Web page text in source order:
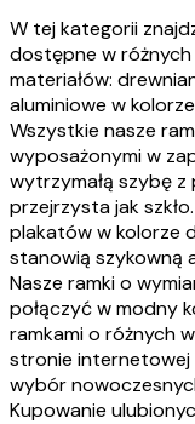
W tej kategorii
dostępne w
materiałów:
aluminiowe w
Wszystkie nasze
wyposażonymi w
wytrzymałą szybę
przejrzysta jak
plakatów w kolorze
stanowią szykowną
Nasze ramki o
połączyć w modny
ramkami o różnych
stronie internetowej
wybór
Kupowanie